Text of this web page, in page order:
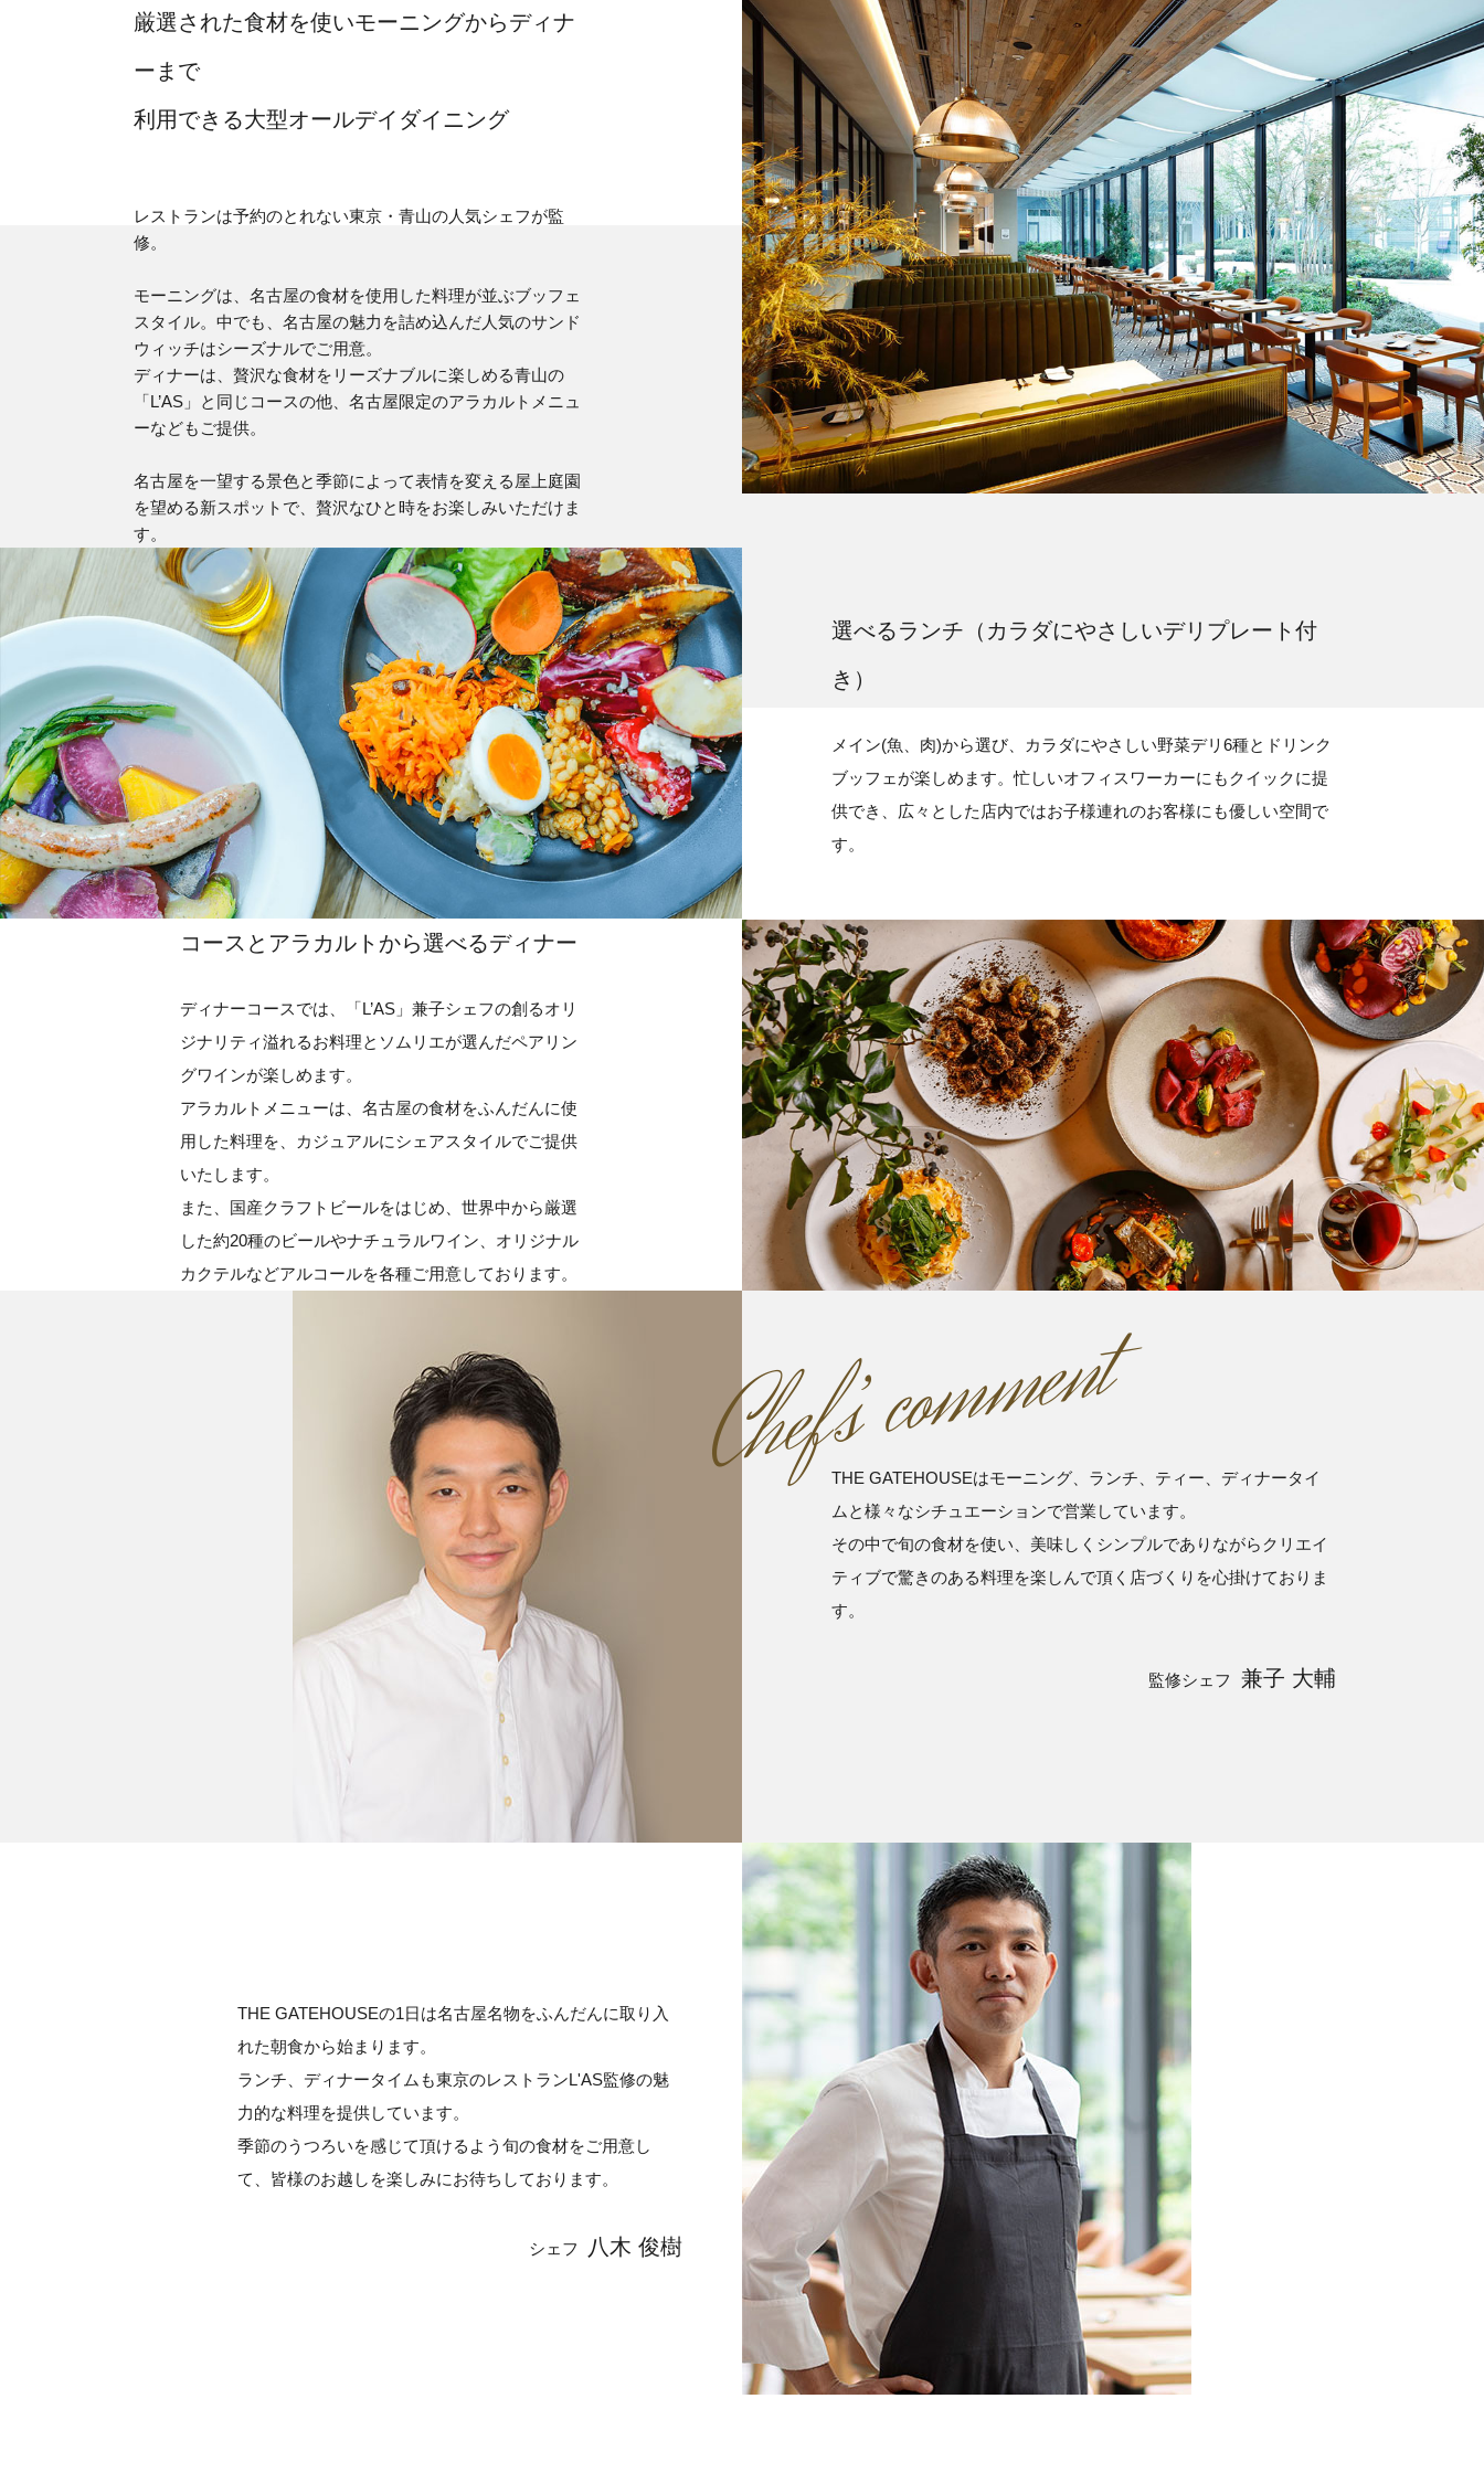
厳選された食材を使いモーニングからディナ
ーまで
利用できる大型オールデイダイニング
レストランは予約のとれない東京・青山の人気シェフが監
修。
モーニングは、名古屋の食材を使用した料理が並ぶブッフェ
スタイル。中でも、名古屋の魅力を詰め込んだ人気のサンド
ウィッチはシーズナルでご用意。
ディナーは、贅沢な食材をリーズナブルに楽しめる青山の
「L’AS」と同じコースの他、名古屋限定のアラカルトメニュ
ーなどもご提供。
名古屋を一望する景色と季節によって表情を変える屋上庭園
を望める新スポットで、贅沢なひと時をお楽しみいただけま
す。
選べるランチ （カラダにやさしいデリプレート付
き）
メイン(魚、肉)から選び、カラダにやさしい野菜デリ6種とドリンク
ブッフェが楽しめます。忙しいオフィスワーカーにもクイックに提
供でき、広々とした店内ではお子様連れのお客様にも優しい空間で
す。
コースとアラカルトから選べるディナー
ディナーコースでは、「L’AS」兼子シェフの創るオリ
ジナリティ溢れるお料理とソムリエが選んだペアリン
グワインが楽しめます。
アラカルトメニューは、名古屋の食材をふんだんに使
用した料理を、カジュアルにシェアスタイルでご提供
いたします。
また、国産クラフトビールをはじめ、世界中から厳選
した約20種のビールやナチュラルワイン、オリジナル
カクテルなどアルコールを各種ご用意しております。
Chef’
scomment
THE GATEHOUSEはモーニング、ランチ、ティー、ディナータイ
ムと様々なシチュエーションで営業しています。
その中で旬の食材を使い、美味しくシンプルでありながらクリエイ
ティブで驚きのある料理を楽しんで頂く店づくりを心掛けておりま
す。
監修シェフ 兼子 大輔
THE GATEHOUSEの1日は名古屋名物をふんだんに取り入
れた朝食から始まります。
ランチ、ディナータイムも東京のレストランL'AS監修の魅
力的な料理を提供しています。
季節のうつろいを感じて頂けるよう旬の食材をご用意し
て、皆様のお越しを楽しみにお待ちしております。
シェフ 八木 俊樹